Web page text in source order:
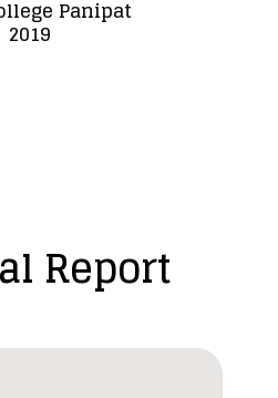
Panipat
2019
Report